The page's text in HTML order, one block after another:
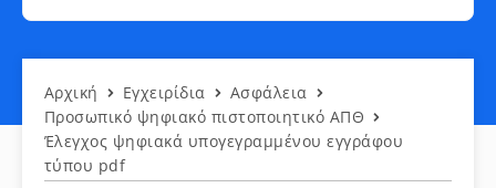
Αρχική Εγχειρίδια
Ασφάλεια
Προσωπικό ψηφιακό πιστοποιητικό ΑΠΘ
Έλεγχος ψηφιακά υπογεγραμμένου εγγράφου
τύπου pdf